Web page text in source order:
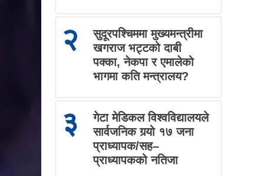
२
सुदूरपश्चिममा मुख्यमन्त्रीमा
खगराज भट्टको दाबी
पक्का, नेकपा र एमालेको
भागमा कति मन्त्रालय?
३
गेटा मेडिकल विश्वविद्यालयले
सार्वजनिक गर्‍यो १७ जना
प्राध्यापक/सह–
प्राध्यापकको नतिजा